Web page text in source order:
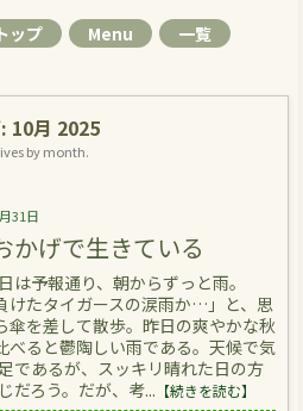
ップ Menu 一覧
10月 2025
by month.
31日
かげで生きている
予報通り、朝からずっと雨。
けたタイガースの涙雨か…」と、思
傘を差して散歩。昨日の爽やかな秋
べると鬱陶しい雨である。天候で気
であるが、スッキリ晴れた日の方
だろう。だが、考... 【続きを読む】